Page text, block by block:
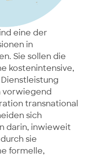
eine der
in
Sie sollen die
kostenintensive,
vorwiegend
transnational
sich
darin, inwieweit
sie
formelle,